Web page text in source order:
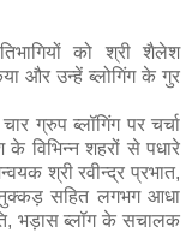
को श्री शैलेश
और उन्हें ब्लोगिंग के गुर
ग्रुप ब्लॉगिंग पर चर्चा
के विभिन्न शहरों से पधारे
श्री रवीन्द्र प्रभात,
सहित लगभग आधा
भड़ास ब्लॉग के सचालक